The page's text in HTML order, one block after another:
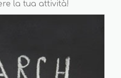
la tua attività!